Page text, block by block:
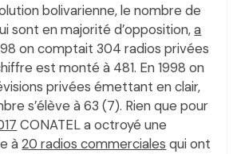
bolivarienne, le nombre de
sont en majorité d’opposition,a
on comptait 304 radios privées
est monté à 481. En 1998 on
privées émettant en clair,
s’élève à 63 (7). Rien que pour
CONATEL a octroyé une
à20 radios commerciales qui ont